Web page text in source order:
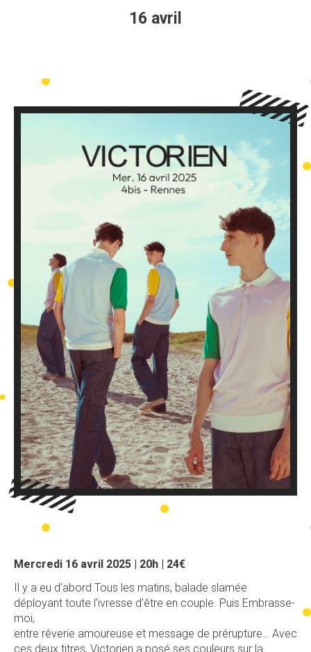
16 avril
Mercredi 16 avril 2025 | 20h | 24€
Il y a eu d’abord Tous les matins, balade slamée
déployant toute l’ivresse d’être en couple. Puis Embrasse-
moi,
entre rêverie amoureuse et message de prérupture… Avec
ces deux titres, Victorien a posé ses couleurs sur la